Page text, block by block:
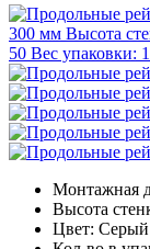
Монтажная
Высота
Цвет: Серый